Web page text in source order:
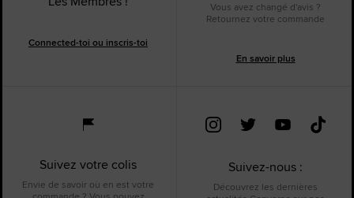
Connected-toi ou inscris-toi
Vous avez changé d'avis ?
Retournez votre commande
En savoir plus
Suivez votre colis
Envie de savoir où en est votre
Suivez-nous :
Découvrez les dernières